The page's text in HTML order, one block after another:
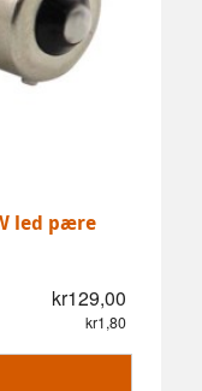
led pære
kr129,00
kr1,80